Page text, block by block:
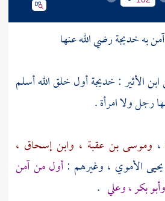
بهخديجةرضي الله عنها
الأثير:خديجةأول خلق الله أسلم
رجل ولا امرأة .
وموسى بن عقبة ، وابن إسحاق ،
الأموي ، وغيرهم :أول من آمن
وأبو بكر ،وعلي .